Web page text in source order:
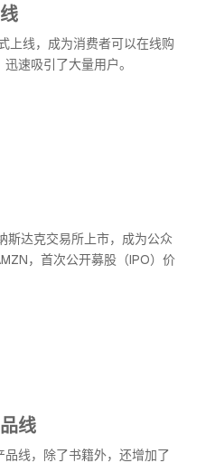
上线，成为消费者可以在线购
速吸引了大量用户。
斯达克交易所上市，成为公众
，首次公开募股（IPO）价
线
品线，除了书籍外，还增加了